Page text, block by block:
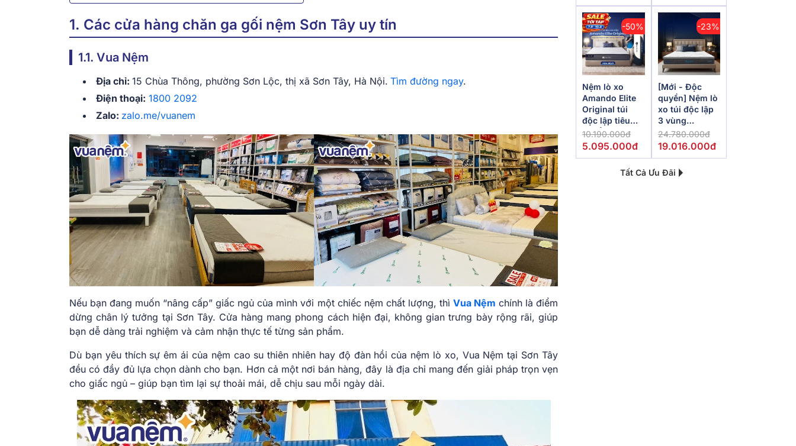
1. Các cửa hàng chăn ga gối nệm Sơn Tây uy tín
1.1. Vua Nệm
Địa chỉ: 15 Chùa Thông, phường Sơn Lộc, thị xã Sơn Tây, Hà Nội. Tìm đường ngay.
Điện thoại: 1800 2092
Zalo: zalo.me/vuanem
Nếu bạn đang muốn “nâng cấp” giấc ngủ của mình với một chiếc nệm chất lượng, thì Vua Nệm chính là điểm
dừng chân lý tưởng tại Sơn Tây. Cửa hàng mang phong cách hiện đại, không gian trưng bày rộng rãi, giúp
bạn dễ dàng trải nghiệm và cảm nhận thực tế từng sản phẩm.
Dù bạn yêu thích sự êm ái của nệm cao su thiên nhiên hay độ đàn hồi của nệm lò xo, Vua Nệm tại Sơn Tây
đều có đầy đủ lựa chọn dành cho bạn. Hơn cả một nơi bán hàng, đây là địa chỉ mang đến giải pháp trọn vẹn
cho giấc ngủ – giúp bạn tìm lại sự thoải mái, dễ chịu sau mỗi ngày dài.
-50%
Nệm lò xo
Amando Elite
Original túi
độc lập tiêu
chuẩn khách
sạn 5 sao dày
10.190.000đ
5.095.000đ
-23%
[Mới - Độc
quyền] Nệm lò
xo túi độc lập
3 vùng
Dunlopillo
de.Stress
24.780.000đ
19.016.000đ
Tất Cả Ưu Đãi